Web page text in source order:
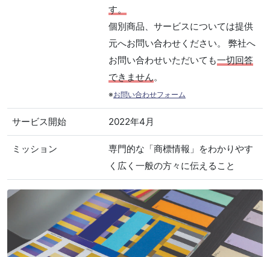
す。
個別商品、サービスについては提供
元へお問い合わせください。 弊社へ
お問い合わせいただいても一切回答
できません。
※お問い合わせフォーム
サービス開始 2022年4月
ミッション
専門的な「商標情報」をわかりやす
く広く一般の方々に伝えること